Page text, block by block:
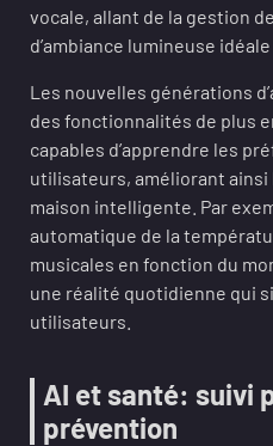
vocale, allant de la gestion
d’ambiance lumineuse
Les nouvelles générations
des fonctionnalités de plus
capables d’apprendre les
utilisateurs, améliorant ainsi
maison intelligente. Par
automatique de la
musicales en fonction du
une réalité quotidienne qui
utilisateurs.
AI et santé: suivi
prévention